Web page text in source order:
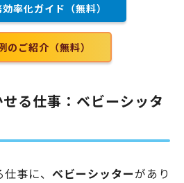
率化ガイド（無料）
のご紹介（無料）
る仕事：ベビーシッタ
事に、 ベビーシッターがあり